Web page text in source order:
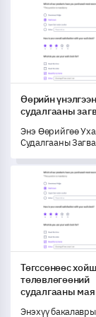
боломжийг
Өөрийн
Өөрийн
судалгааны
Энэ Өөрийгөө
Судалгааны
бүрэн үнэлэх
мэргэжлийн
таньтай
тусална.
Төгссөнөөс
Төгссөнөөс
төлөвлөгөөний
судалгааны
Энэхүү